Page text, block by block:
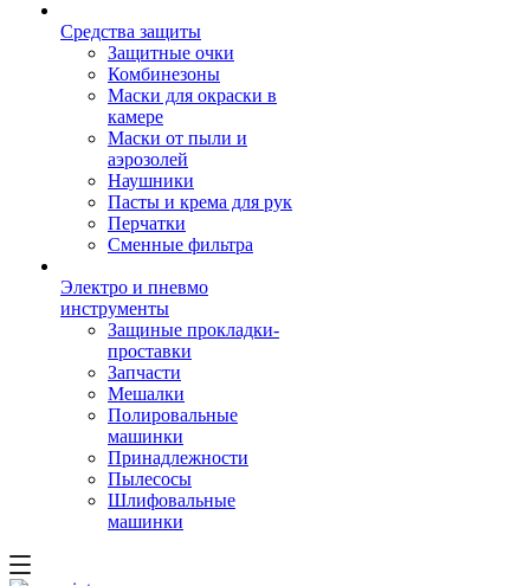
Средства защиты
Защитные очки
Комбинезоны
Маски для окраски в
камере
Маски от пыли и
аэрозолей
Наушники
Пасты и крема для рук
Перчатки
Сменные фильтра
Электро и пневмо
инструменты
Защиные прокладки-
проставки
Запчасти
Мешалки
Полировальные
машинки
Принадлежности
Пылесосы
Шлифовальные
машинки